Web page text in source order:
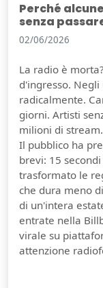
Perché
senza
02/06/2026
La radio è
d'ingresso.
radicalmente.
giorni. Artisti
milioni di
Il pubblico ha
brevi: 15
trasformato le
che dura meno
di un'intera
entrate nella
virale su
attenzione